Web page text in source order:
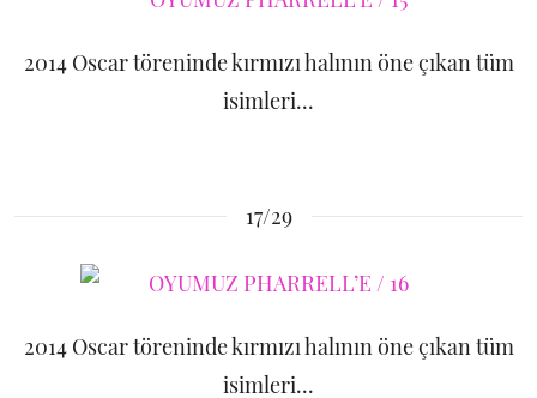
2014 Oscar töreninde kırmızı halının öne çıkan tüm
isimleri...
17/29
2014 Oscar töreninde kırmızı halının öne çıkan tüm
isimleri...